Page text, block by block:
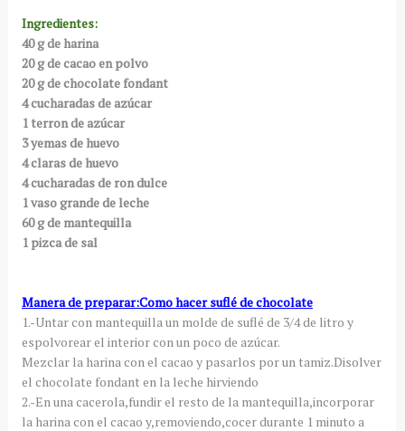
Ingredientes:
40 g de harina
20 g de cacao en polvo
20 g de chocolate fondant
4 cucharadas de azúcar
1 terron de azúcar
3 yemas de huevo
4 claras de huevo
4 cucharadas de ron dulce
1 vaso grande de leche
60 g de mantequilla
1 pizca de sal
Manera de preparar:Como hacer suflé de chocolate
1.-Untar con mantequilla un molde de suflé de 3/4 de litro y
espolvorear el interior con un poco de azúcar.
Mezclar la harina con el cacao y pasarlos por un tamiz.Disolver
el chocolate fondant en la leche hirviendo
2.-En una cacerola,fundir el resto de la mantequilla,incorporar
la harina con el cacao y,removiendo,cocer durante 1 minuto a